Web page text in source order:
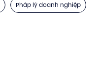
Pháp lý doanh nghiệp